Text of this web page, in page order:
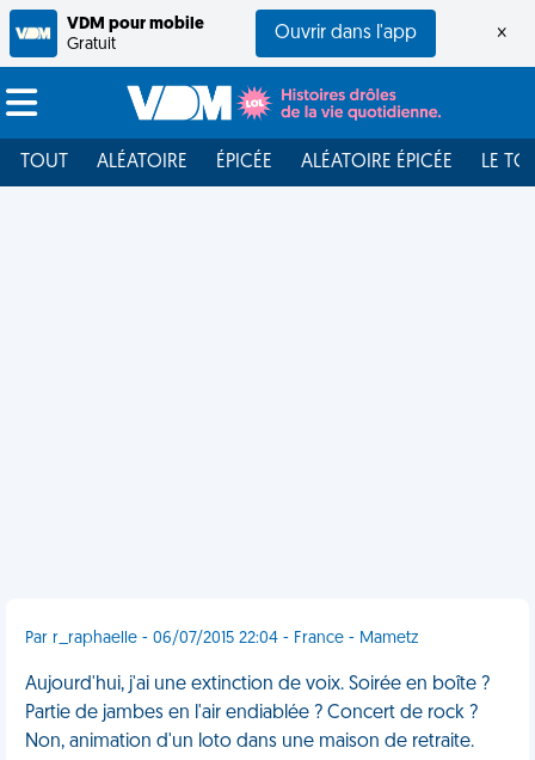
VDM pour mobile
Gratuit
Ouvrir dans l'app ×
TOUT ALÉATOIRE ÉPICÉE ALÉATOIRE ÉPICÉE LE
Par r_raphaelle - 06/07/2015 22:04 - France - Mametz
Aujourd'hui, j'ai une extinction de voix. Soirée en boîte ?
Partie de jambes en l'air endiablée ? Concert de rock ?
Non, animation d'un loto dans une maison de retraite.